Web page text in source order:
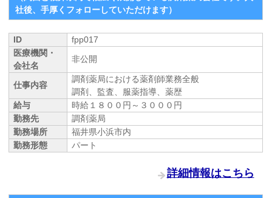
社後、手厚くフォローしていただけます）
ID
fpp017
医療機関・
会社名
非公開
仕事内容
調剤薬局における薬剤師業務全般
調剤、監査、服薬指導、薬歴
給与
時給１８００円～３０００円
勤務先
調剤薬局
勤務場所
福井県小浜市内
勤務形態
パート
詳細情報はこちら